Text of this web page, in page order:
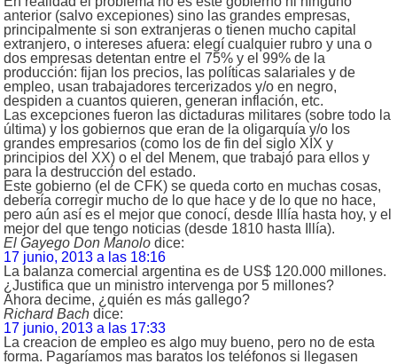
anterior (salvo excepiones) sino las grandes empresas,
principalmente si son extranjeras o tienen mucho capital
extranjero, o intereses afuera: elegí cualquier rubro y una o
dos empresas detentan entre el 75% y el 99% de la
producción: fijan los precios, las políticas salariales y de
empleo, usan trabajadores tercerizados y/o en negro,
despiden a cuantos quieren, generan inflación, etc.
Las excepciones fueron las dictaduras militares (sobre todo la
última) y los gobiernos que eran de la oligarquía y/o los
grandes empresarios (como los de fin del siglo XIX y
principios del XX) o el del Menem, que trabajó para ellos y
para la destrucción del estado.
Este gobierno (el de CFK) se queda corto en muchas cosas,
debería corregir mucho de lo que hace y de lo que no hace,
pero aún así es el mejor que conocí, desde Illía hasta hoy, y el
mejor del que tengo noticias (desde 1810 hasta Illía).
El Gayego Don Manolo dice:
17 junio, 2013 a las 18:16
La balanza comercial argentina es de US$ 120.000 millones.
¿Justifica que un ministro intervenga por 5 millones?
Ahora decime, ¿quién es más gallego?
Richard Bach dice:
17 junio, 2013 a las 17:33
La creacion de empleo es algo muy bueno, pero no de esta
forma. Pagaríamos mas baratos los teléfonos si llegasen